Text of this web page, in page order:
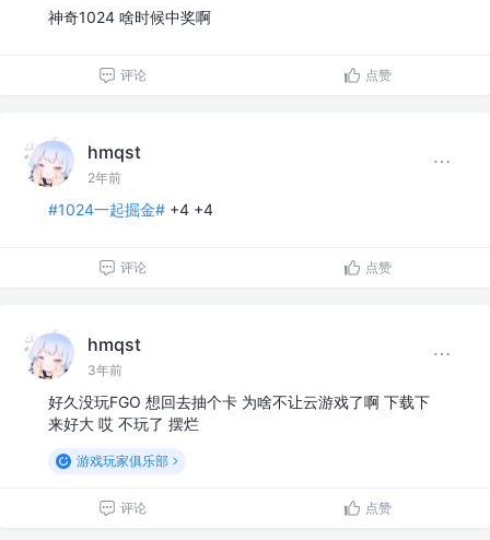
神奇1024 啥时候中奖啊
评论 点赞
hmqst
2年前
#1024一起掘金# +4 +4
评论 点赞
hmqst
3年前
好久没玩FGO 想回去抽个卡 为啥不让云游戏了啊 下载下
来好大 哎 不玩了 摆烂
游戏玩家俱乐部
评论 点赞